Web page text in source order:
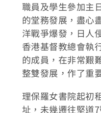
職員及學生參加主
的堂務發展，盡心
洋戰爭爆發，日人
香港基督教總會執
的成員，在非常艱
整雙發展，作了重
理保羅女書院起初
址，未幾遷往堅道